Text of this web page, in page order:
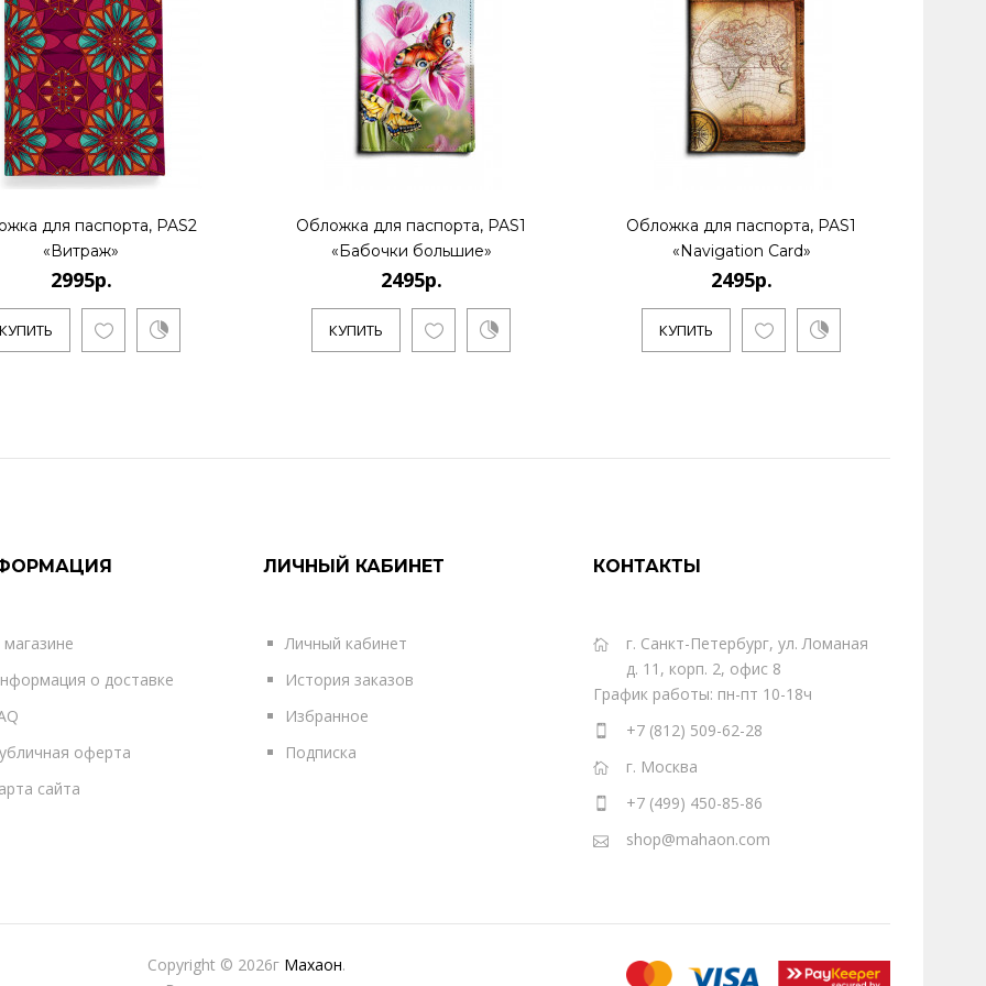
для паспорта, PAS2
«Витраж»
2995р.
КУПИТЬ
Обложка для паспорта, PAS1
«Бабочки большие»
2495р.
КУПИТЬ
Обложка для паспорта, PAS1
«Navigation Card»
2495р.
КУПИТЬ
о доставке
оферта
сайта
ЛИЧНЫЙ КАБИНЕТ
Личный кабинет
История заказов
Избранное
Подписка
КОНТАКТЫ
г. Санкт-Петербург, ул. Ломаная
д. 11, корп. 2, офис 8
График работы: пн-пт 10-18ч
+7 (812) 509-62-28
г. Москва
+7 (499) 450-85-86
shop@mahaon.com
Copyright © 2026г Махаон.